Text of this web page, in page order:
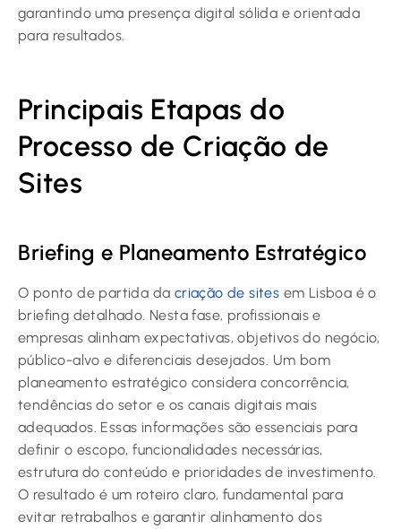
garantindo uma presença digital sólida e orientada
para resultados.
Principais Etapas do
Processo de Criação de
Sites
Briefing e Planeamento Estratégico
O ponto de partida da criação de sites em Lisboa é o
briefing detalhado. Nesta fase, profissionais e
empresas alinham expectativas, objetivos do negócio,
público-alvo e diferenciais desejados. Um bom
planeamento estratégico considera concorrência,
tendências do setor e os canais digitais mais
adequados. Essas informações são essenciais para
definir o escopo, funcionalidades necessárias,
estrutura do conteúdo e prioridades de investimento.
O resultado é um roteiro claro, fundamental para
evitar retrabalhos e garantir alinhamento dos